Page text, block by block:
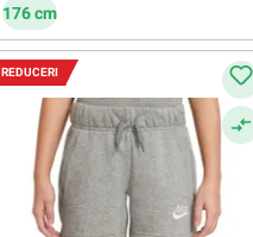
176 cm
REDUCERI